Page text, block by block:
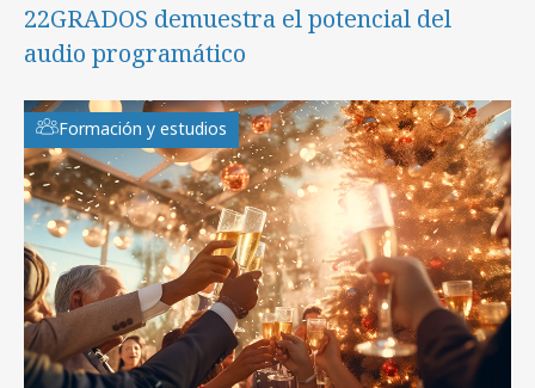
22GRADOS demuestra el potencial del
audio programático
Formación y estudios